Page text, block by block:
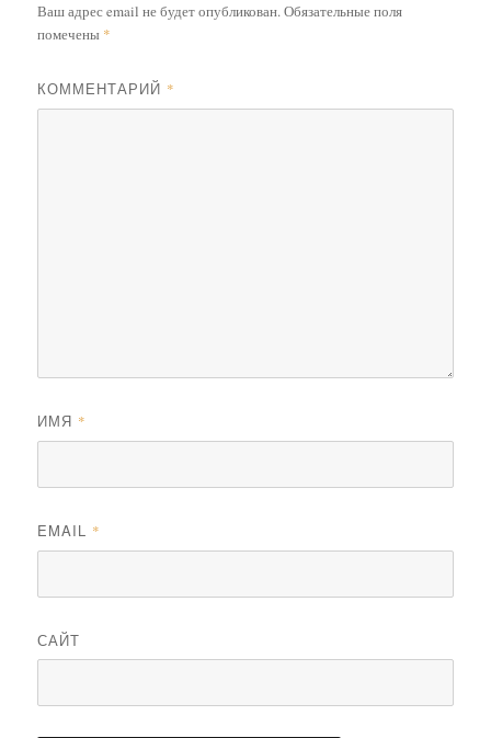
Ваш адрес email не будет опубликован.Обязательные поля
помечены *
КОММЕНТАРИЙ *
ИМЯ *
EMAIL *
САЙТ